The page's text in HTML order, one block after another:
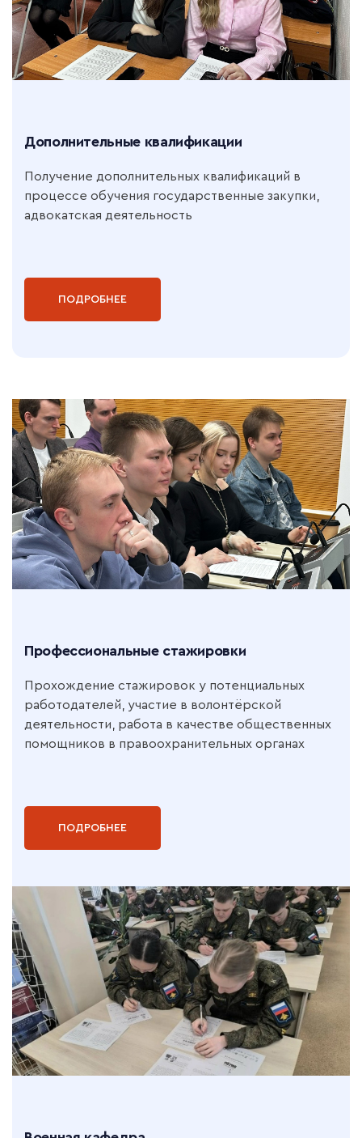
Дополнительные квалификации
Получение дополнительных квалификаций в
процессе обучения государственные закупки,
адвокатская деятельность
ПОДРОБНЕЕ
Профессиональные стажировки
Прохождение стажировок у потенциальных
работодателей, участие в волонтёрской
деятельности, работа в качестве общественных
помощников в правоохранительных органах
ПОДРОБНЕЕ